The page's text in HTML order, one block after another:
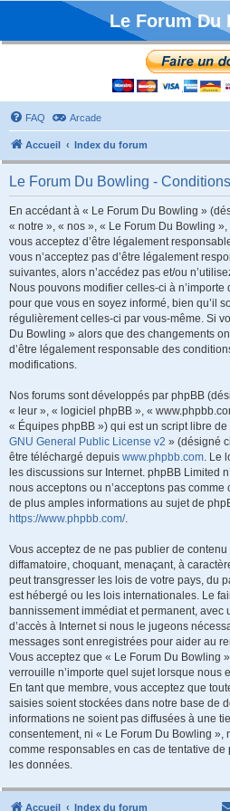
Le Forum Du
FAQ Arcade
Accueil Index du forum
Le Forum Du Bowling -
En accédant à « Le Forum Du Bowling »
« notre », « nos », « Le Forum Du Bowling
vous acceptez d’être légalement
vous n’acceptez pas d’être légalement
suivantes, alors n’accédez pas et/ou
Nous pouvons modifier celles-ci à
pour que vous en soyez informé, bien qu’il
régulièrement celles-ci par vous-même. Si
Du Bowling » alors que des changements
d’être légalement responsable des
modifications.
Nos forums sont développés par phpBB
« leur », « logiciel phpBB », «
« Équipes phpBB ») qui est un script libre
GNU General Public License v2 » (désigné
être téléchargé depuis www.phpbb.com. Le
les discussions sur Internet. phpBB Limited
nous acceptons ou n’acceptons pas
de plus amples informations au sujet de
https://www.phpbb.com/.
Vous acceptez de ne pas publier de
diffamatoire, choquant, menaçant, à
peut transgresser les lois de votre pays, du
est hébergé ou les lois internationales. Le
bannissement immédiat et permanent, avec
d’accès à Internet si nous le jugeons
messages sont enregistrées pour aider au
Vous acceptez que « Le Forum Du Bowling
verrouille n’importe quel sujet lorsque nous
En tant que membre, vous acceptez que
saisies soient stockées dans notre base de
informations ne soient pas diffusées à une
consentement, ni « Le Forum Du Bowling »,
comme responsables en cas de tentative
les données.
Accueil Index du forum